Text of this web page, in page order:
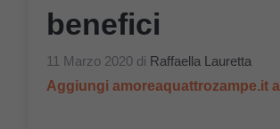
benefici
11 Marzo 2020 di Raffaella Lauretta
Aggiungi amoreaquattrozampe.it